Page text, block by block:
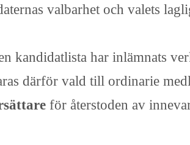
valbarhet och valets
kandidatlista har inlämnats
därför vald till ordinarie
för återstoden av